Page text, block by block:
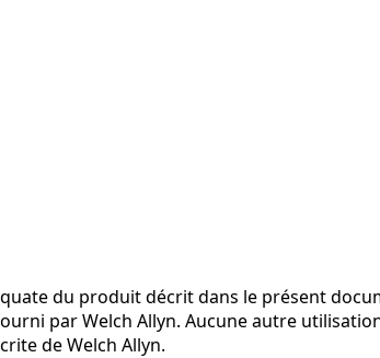
du produit décrit dans le présent
par Welch Allyn. Aucune autre
de Welch Allyn.